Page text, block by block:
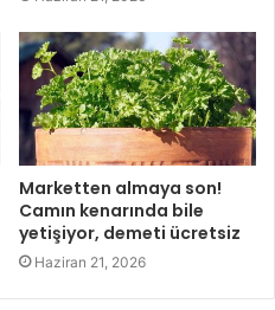
Marketten almaya son!
Camın kenarında bile
yetişiyor, demeti ücretsiz
Haziran 21, 2026